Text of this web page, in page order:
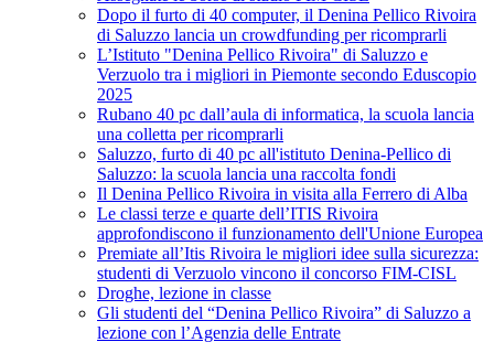
Dopo il furto di 40 computer, il Denina Pellico Rivoira
di Saluzzo lancia un crowdfunding per ricomprarli
L’Istituto "Denina Pellico Rivoira" di Saluzzo e
Verzuolo tra i migliori in Piemonte secondo Eduscopio
2025
Rubano 40 pc dall’aula di informatica, la scuola lancia
una colletta per ricomprarli
Saluzzo, furto di 40 pc all'istituto Denina-Pellico di
Saluzzo: la scuola lancia una raccolta fondi
Il Denina Pellico Rivoira in visita alla Ferrero di Alba
Le classi terze e quarte dell’ITIS Rivoira
approfondiscono il funzionamento dell'Unione Europea
Premiate all’Itis Rivoira le migliori idee sulla sicurezza:
studenti di Verzuolo vincono il concorso FIM-CISL
Droghe, lezione in classe
Gli studenti del “Denina Pellico Rivoira” di Saluzzo a
lezione con l’Agenzia delle Entrate